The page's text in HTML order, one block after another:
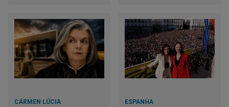
CÁRMEN LÚCIA ESPANHA